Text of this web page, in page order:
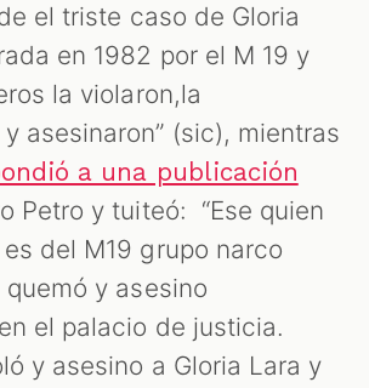
el triste caso de Gloria
en 1982 por el M 19 y
la violaron,la
asesinaron” (sic), mientras
a una publicación
Petro y tuiteó: “Ese quien
del M19 grupo narco
y asesino
el palacio de justicia.
y asesino a Gloria Lara y